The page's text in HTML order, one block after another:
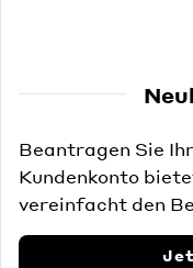
Beantragen Sie
Kundenkonto
vereinfacht den